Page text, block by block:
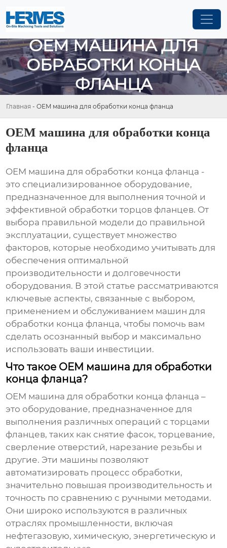
OEM МАШИНА ДЛЯ
ОБРАБОТКИ КОНЦА
ФЛАНЦА
Главная - OEM машина для обработки конца фланца
OEM машина для обработки конца
фланца
OEM машина для обработки конца фланца -
это специализированное оборудование,
предназначенное для выполнения точной и
эффективной обработки торцов фланцев. От
выбора правильной модели до правильной
эксплуатации, существует множество
факторов, которые необходимо учитывать для
обеспечения оптимальной
производительности и долговечности
оборудования. В этой статье рассматриваются
ключевые аспекты, связанные с выбором,
применением и обслуживанием машин для
обработки конца фланца, чтобы помочь вам
сделать осознанный выбор и максимально
использовать ваши инвестиции.
Что такое OEM машина для обработки
конца фланца?
OEM машина для обработки конца фланца –
это оборудование, предназначенное для
выполнения различных операций с торцами
фланцев, таких как снятие фасок, торцевание,
сверление отверстий, нарезание резьбы и
другие. Эти машины позволяют
автоматизировать процесс обработки,
значительно повышая производительность и
точность по сравнению с ручными методами.
Они широко используются в различных
отраслях промышленности, включая
нефтегазовую, химическую, энергетическую и